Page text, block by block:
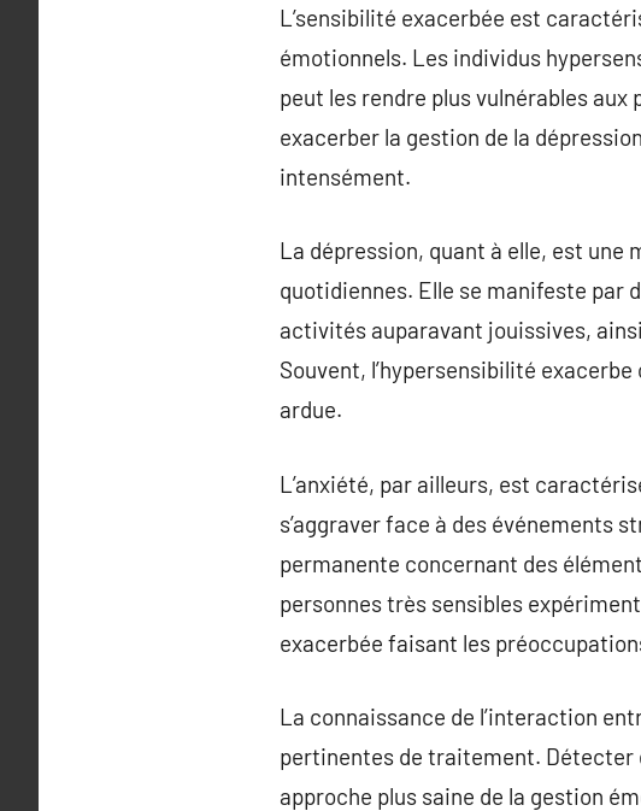
L’sensibilité exacerbée est
émotionnels. Les individus
peut les rendre plus vulnérables
exacerber la gestion de la
intensément.
La dépression, quant à elle, est une
quotidiennes. Elle se manifeste par
activités auparavant jouissives,
Souvent, l’hypersensibilité
ardue.
L’anxiété, par ailleurs, est
s’aggraver face à des événements
permanente concernant des
personnes très sensibles
exacerbée faisant les
La connaissance de l’interaction
pertinentes de traitement. Détecter
approche plus saine de la gestion